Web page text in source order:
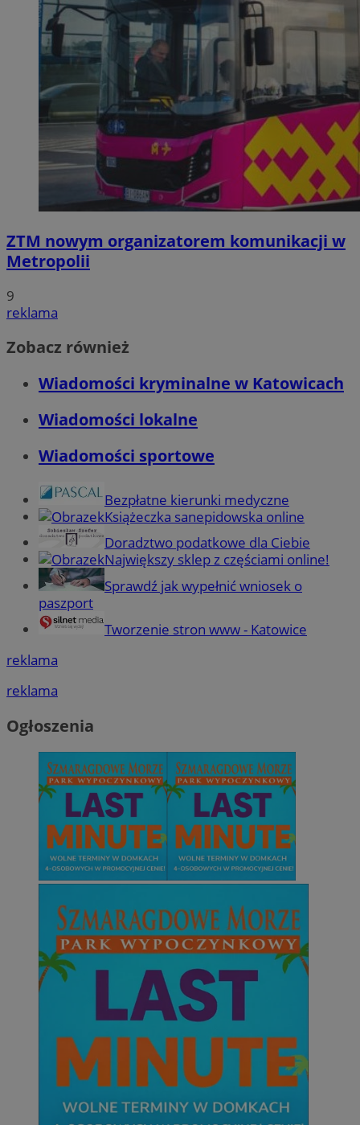
ZTM nowym organizatorem komunikacji w
Metropolii
9
reklama
Zobacz również
Wiadomości kryminalne w Katowicach
Wiadomości lokalne
Wiadomości sportowe
Bezpłatne kierunki medyczne
Książeczka sanepidowska online
Doradztwo podatkowe dla Ciebie
Największy sklep z częściami online!
Sprawdź jak wypełnić wniosek o
paszport
Tworzenie stron www - Katowice
reklama
reklama
Ogłoszenia